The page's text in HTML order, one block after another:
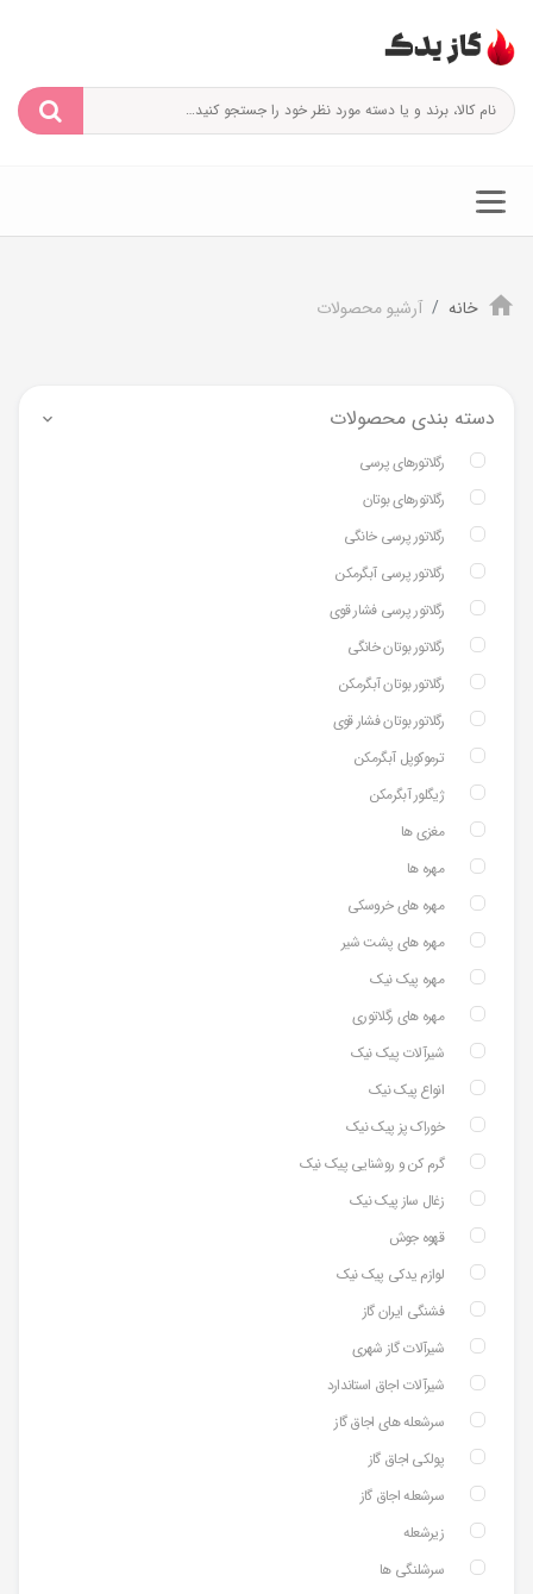
خانه آرشیو محصولات
دسته بندی محصولات
رگلاتورهای پرسی
رگلاتورهای بوتان
رگلاتور پرسی خانگی
رگلاتور پرسی آبگرمکن
رگلاتور پرسی فشار قوی
رگلاتور بوتان خانگی
رگلاتور بوتان آبگرمکن
رگلاتور بوتان فشار قوی
ترموکوپل آبگرمکن
ژیگلور آبگرمکن
مغزی ها
مهره ها
مهره های خروسکی
مهره های پشت شیر
مهره پیک نیک
مهره های رگلاتوری
شیرآلات پیک نیک
انواع پیک نیک
خوراک پز پیک نیک
گرم کن و روشنایی پیک نیک
زغال ساز پیک نیک
قهوه جوش
لوازم یدکی پیک نیک
فشنگی ایران گاز
شیرآلات گاز شهری
شیرآلات اجاق استاندارد
سرشعله های اجاق گاز
پولکی اجاق گاز
سرشعله اجاق گاز
زیرشعله
سرشلنگی ها